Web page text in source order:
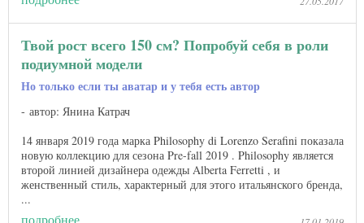
Твой рост всего 150 см? Попробуй себя в роли
подиумной модели
Но только если ты аватар и у тебя есть автор
автор: Янина Катрач
14 января 2019 года марка Philosophy di Lorenzo Serafini показала
новую коллекцию для сезона Pre-fall 2019 . Philosophy является
второй линией дизайнера одежды Alberta Ferretti , и
женственный стиль, характерный для этого итальянского бренда,
...
подробнее